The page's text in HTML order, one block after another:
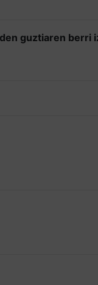
guztiaren berri